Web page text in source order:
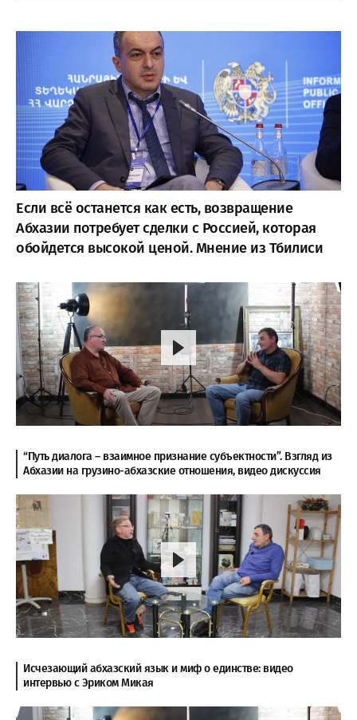
Если всё останется как есть, возвращение
Абхазии потребует сделки с Россией, которая
обойдется высокой ценой. Мнение из Тбилиси
“Путь диалога – взаимное признание субъектности”. Взгляд из
Абхазии на грузино-абхазские отношения, видео дискуссия
Исчезающий абхазский язык и миф о единстве: видео
интервью с Эриком Микая